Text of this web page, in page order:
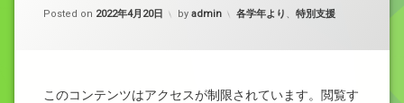
Posted on 2022年4月20日
Updated on 2022年4月20日
by admin カテゴリー:
各学年より 、 特別支援
このコンテンツはアクセスが制限されています。閲覧す